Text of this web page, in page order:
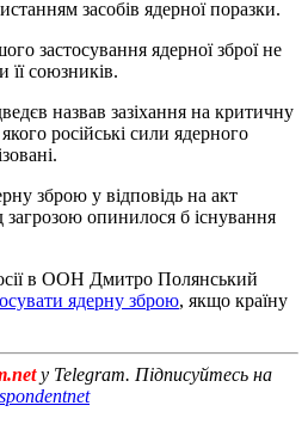
засобів ядерної поразки.
застосування ядерної зброї не
її союзників.
назвав зазіхання на критичну
російські сили ядерного
зброю у відповідь на акт
загрозою опинилося б існування
в ООН Дмитро Полянський
ядерну зброю, якщо країну
у Telegram. Підписуйтесь на